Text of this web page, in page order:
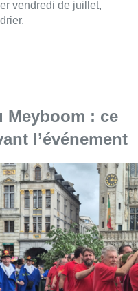
vendredi de juillet,
Meyboom : ce
l’événement